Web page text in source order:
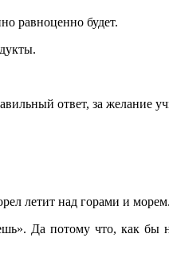
равноценно будет.
ответ, за желание
летит над горами и морем.
Да потому что, как бы